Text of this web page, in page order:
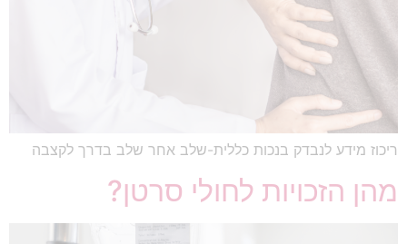
ריכוז מידע לנבדק בנכות כללית-שלב אחר שלב בדרך לקצבה
מהן הזכויות לחולי סרטן?